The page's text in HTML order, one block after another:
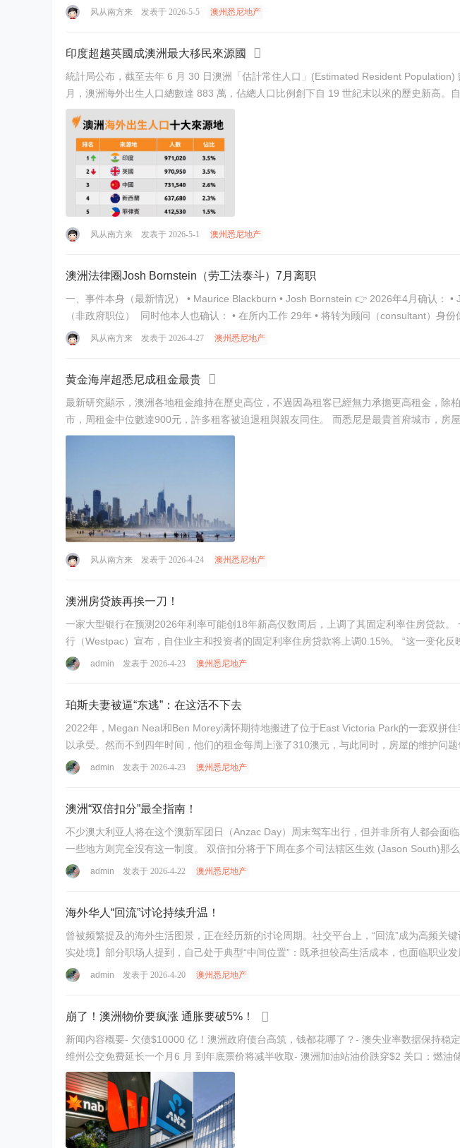
风从南方来 发表于 2026-5-5 澳州悉尼地产
印度超越英國成澳洲最大移民來源國
統計局公布，截至去年 6 月 30 日澳洲「估計常住人口」(Estimated Resident Population) 數據
月，澳洲海外出生人口總數達 883 萬，佔總人口比例創下自 19 世紀末以來的歷史新高。
风从南方来 发表于 2026-5-1 澳州悉尼地产
澳洲法律圈Josh Bornstein（劳工法泰斗）7月离职
一、事件本身（最新情况） • Maurice Blackburn • Josh Bornstein 👉 2026年4月确认： • Josh Bornstein 已决定离开/卸任该所劳工与雇佣法业务负责人（Head） • 预计 7月开始新的工作
风从南方来 发表于 2026-4-27 澳州悉尼地产
黄金海岸超悉尼成租金最贵
最新研究顯示，澳洲各地租金維持在歷史高位，不過因為租客已經無力承擔更高租金，除柏斯外多數城市租金增長趨於平穩。 黃金海
风从南方来 发表于 2026-4-24 澳州悉尼地产
澳洲房贷族再挨一刀！
一家大型银行在预测2026年利率可能创18年新高仅数周后，上调了其固定利率住房贷款。 一家大型银行在预测2026年利率可能创18年新高仅数周后，上调了其固定利率住房贷款。 西太银
行（Westpac）宣布，自
admin 发表于 2026-4-23 澳州悉尼地产
珀斯夫妻被逼“东逃”：在这活不下去
2022年，Megan Neal和Ben Morey满怀期待地搬进了位于East Victoria Park的一套双拼
以承受。然而不到四年时间，他们的租金每周上涨了310澳元，与此同时，房屋的维护
admin 发表于 2026-4-23 澳州悉尼地产
澳洲“双倍扣分”最全指南！
不少澳大利亚人将在这个澳新军团日（Anzac Day）周末驾车出行，但并非所有人都会面
一些地方则完全没有这一制度。
admin 发表于 2026-4-22 澳州悉尼地产
海外华人“回流”讨论持续升温！
曾被频繁提及的海外生活图景，正在经历新的讨论周期。社交平台上，“回流”成为高频
实处境】部分职场人提到，自己处于典型“中间位置”：既承担较高生活成本，也面临职业
admin 发表于 2026-4-20 澳州悉尼地产
崩了！澳洲物价要疯涨 通胀要破5%！
新闻内容概要- 欠债$10000 亿！澳洲政府债台高筑，钱都花哪了？- 澳失业率数据保持
维州公交免费延长一个月6 月 到年底票价将减半收取- 澳洲加油站油价跌穿$2 关口：燃